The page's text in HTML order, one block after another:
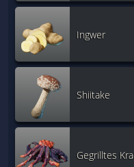
Ingwer
Shiitake
Gegrilltes